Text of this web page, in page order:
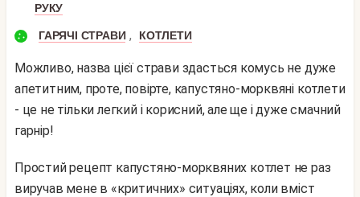
РУКУ
ГАРЯЧІ СТРАВИ , КОТЛЕТИ
Можливо, назва цієї страви здасться комусь не дуже
апетитним, проте, повірте, капустяно-морквяні котлети
- це не тільки легкий і корисний, але ще і дуже смачний
гарнір!
Простий рецепт капустяно-морквяних котлет не раз
виручав мене в «критичних» ситуаціях, коли вміст